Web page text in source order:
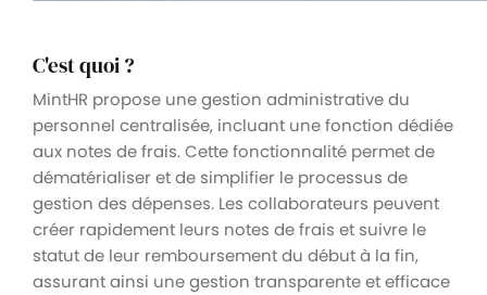
C'est quoi ?
MintHR propose une gestion administrative du
personnel centralisée, incluant une fonction dédiée
aux notes de frais. Cette fonctionnalité permet de
dématérialiser et de simplifier le processus de
gestion des dépenses. Les collaborateurs peuvent
créer rapidement leurs notes de frais et suivre le
statut de leur remboursement du début à la fin,
assurant ainsi une gestion transparente et efficace